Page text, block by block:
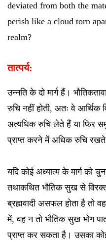
deviated from both the
perish like a cloud torn
realm?
तात्पर्य:
उन्नति के दो मार्ग हैं।
रुचि नहीं होती, अतः वे आर्थिक
अत्यधिक रुचि लेते हैं या फिर
प्राप्त करने में अधिक रुचि
यदि कोई अध्यात्म के मार्ग को
तथाकथित भौतिक सुख से विरक्त
ब्रह्मवादी असफल होता है तो
में, वह न तो भौतिक सुख भोग
प्राप्त कर सकता है। उसका